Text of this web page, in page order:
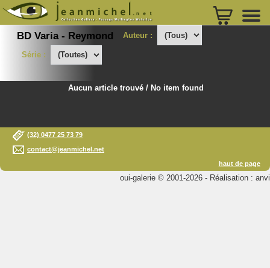
BD Varia - Reymond Auteur :
Série :
Aucun article trouvé / No item found
(32) 0477 25 73 79
contact@jeanmichel.net
haut de page
oui-galerie © 2001-2026 - Réalisation : anvi